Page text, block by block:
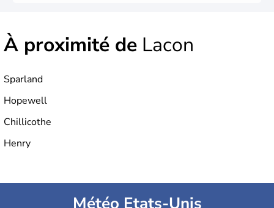
À proximité de Lacon
Sparland
Hopewell
Chillicothe
Henry
Météo Etats-Unis